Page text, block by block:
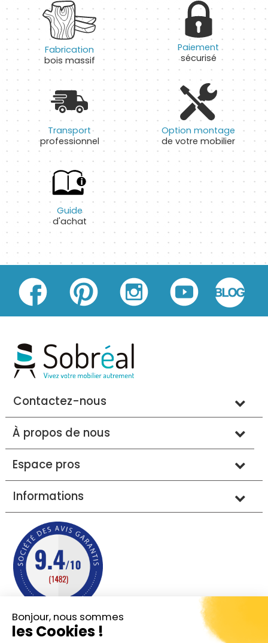
Bonjour, nous sommes
les Cookies !
Fabrication
bois massif
Paiement
sécurisé
Transport
professionnel
Option montage
de votre mobilier
Guide
d'achat
Contactez-nous
À propos de nous
Espace pros
Informations
Mentions légales Conditions générales de vente